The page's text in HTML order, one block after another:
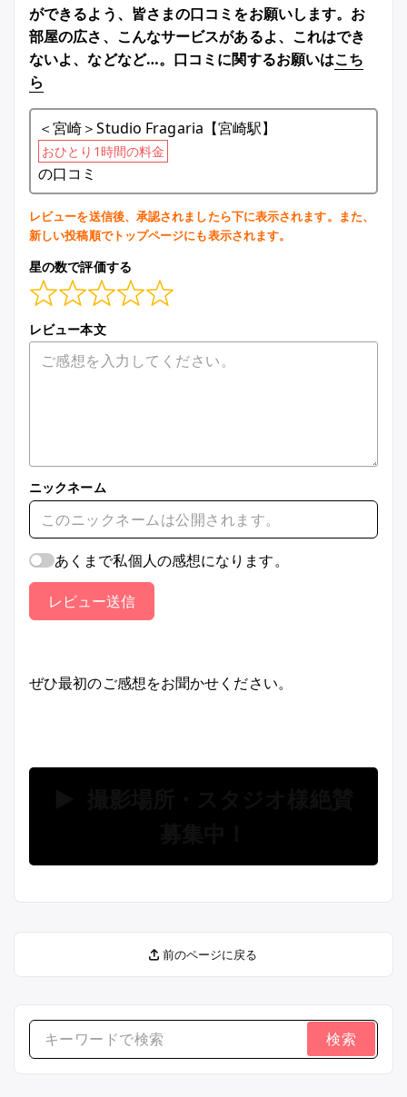
ができるよう、皆さまの口コミをお願いします。お
部屋の広さ、こんなサービスがあるよ、これはでき
ないよ、などなど…。口コミに関するお願いはこち
ら
＜宮崎＞Studio Fragaria【宮崎駅】
おひとり1時間の料金
の口コミ
レビューを送信後、承認されましたら下に表示されます。また、
新しい投稿順でトップページにも表示されます。
星の数で評価する
レビュー本文
ニックネーム
あくまで私個人の感想になります。
レビュー送信
ぜひ最初のご感想をお聞かせください。
前のページに戻る